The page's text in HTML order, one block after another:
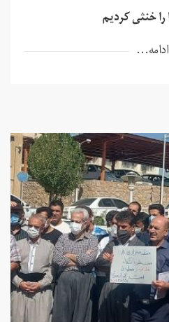
خنثی کردیم
ادامه...